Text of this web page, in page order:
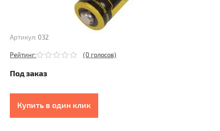
Артикул: 032
Рейтинг: (0 голосов)
Под заказ
Купить в один клик